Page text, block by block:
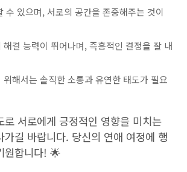
수 있으며, 서로의 공간을 존중해주는 것이
해결 능력이 뛰어나며, 즉흥적인 결정을 잘 내
위해서는 솔직한 소통과 유연한 태도가 필요
로 서로에게 긍정적인 영향을 미치는
가길 바랍니다. 당신의 연애 여정에 행
원합니다! 🌟